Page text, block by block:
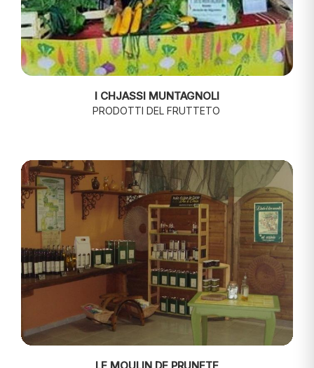
I CHJASSI MUNTAGNOLI
PRODOTTI DEL FRUTTETO
LE MOULIN DE PRUNETE